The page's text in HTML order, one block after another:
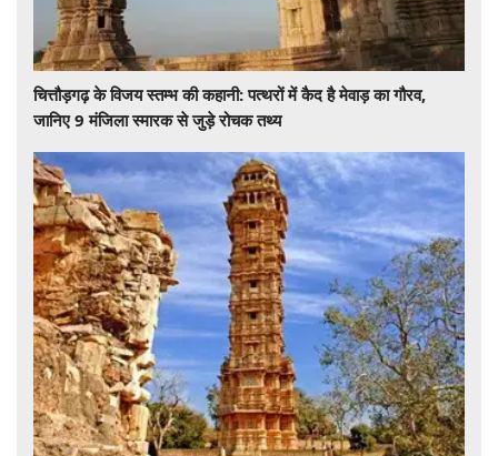
चित्तौड़गढ़ के विजय स्तम्भ की कहानी: पत्थरों में कैद है मेवाड़ का गौरव,
जानिए 9 मंजिला स्मारक से जुड़े रोचक तथ्य